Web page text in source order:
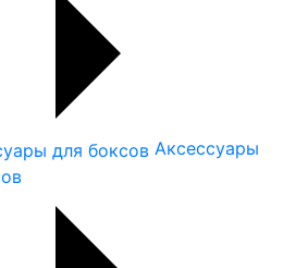
Аксессуары